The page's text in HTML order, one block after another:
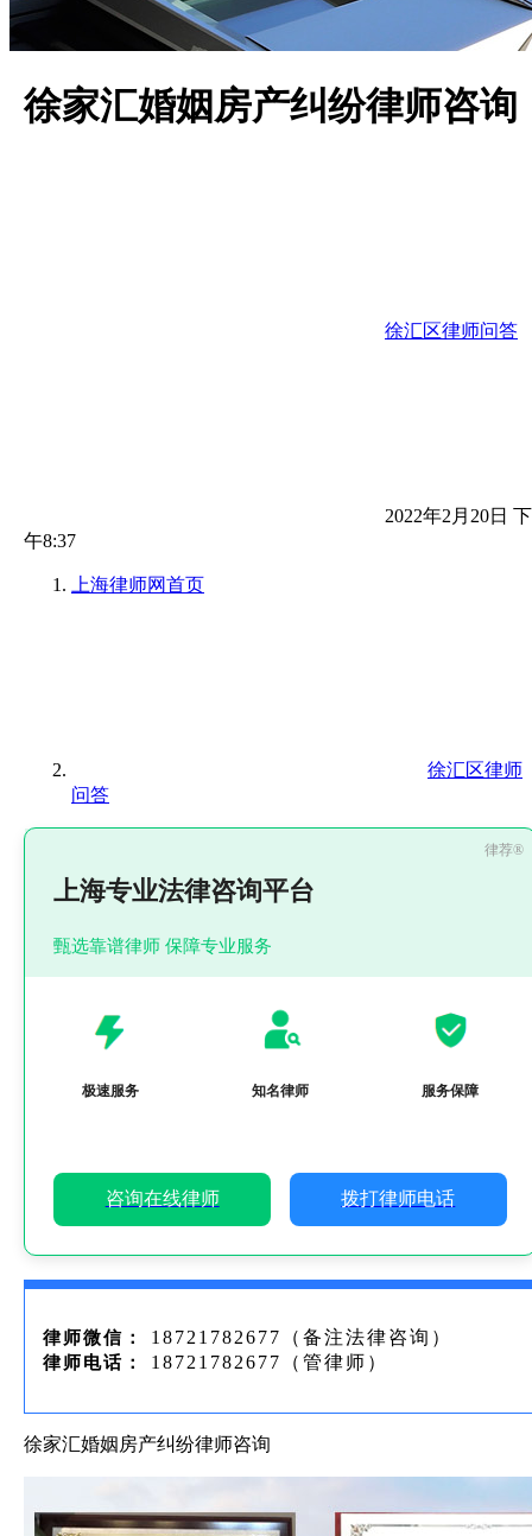
徐家汇婚姻房产纠纷律师咨询
徐汇区律师问答
2022年2月20日 下
午8:37
上海律师网首页
徐汇区律师
问答
上海专业法律咨询平台
甄选靠谱律师 保障专业服务
极速服务 知名律师 服务保障
咨询在线律师 拨打律师电话
律师微信： 18721782677（备注法律咨询）
律师电话： 18721782677（管律师）
徐家汇婚姻房产纠纷律师咨询